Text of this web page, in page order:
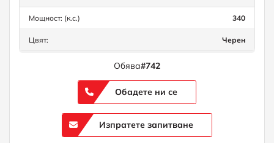
Мощност: (к.с.) 340
Цвят: Черен
Обява#742
Обадете ни се
Изпратете запитване